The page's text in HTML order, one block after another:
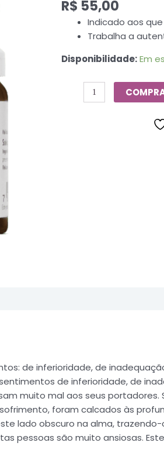
R$ 55,00
Indicado aos
Trabalha a
Disponibilidade:Em
De
Saint
Germain
10ml
de inferioridade, de
de inferioridade, de
muito mal aos seus
foram calcados às
lado obscuro na alma,
pessoas são muito ansiosas.